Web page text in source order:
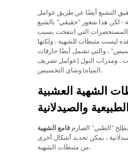
التشبع أيضًا عن طريق عوامل
- لكن هذا شعور "حقيقي" بالشبع
التي انتفخت بسبب
ليست مثبطات للشهية ، ولكنها
، والتي تشمل أيضًا حارقات
، ومدرات البول (عوامل تصريف
المياه) وشاي التخسيس.
الشهية العشبية
والصيدلانية
"الطبي" الصارم قامع الشهية
، يمكن تحديد أشكال أخرى
من مثبطات الشهية.